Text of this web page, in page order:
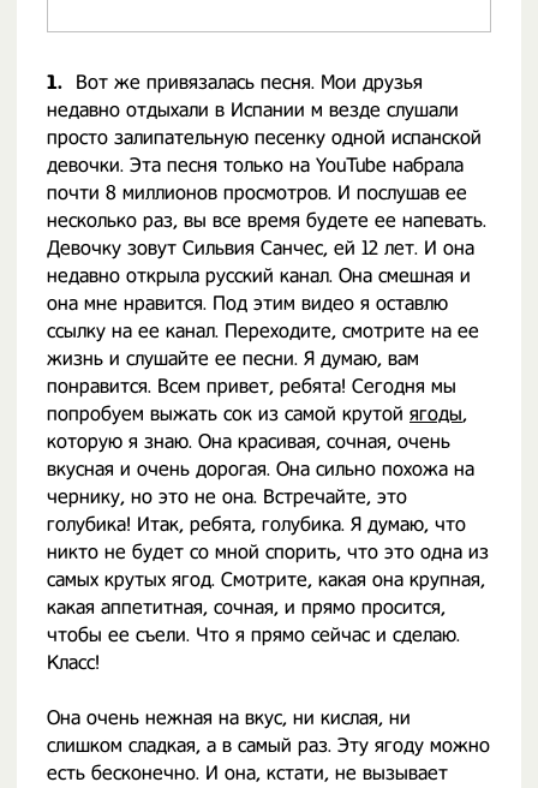
1.
Вот же привязалась песня. Мои друзья
недавно отдыхали в Испании м везде слушали
просто залипательную песенку одной испанской
девочки. Эта песня только на YouTube набрала
почти 8 миллионов просмотров. И послушав ее
несколько раз, вы все время будете ее напевать.
Девочку зовут Сильвия Санчес, ей 12 лет. И она
недавно открыла русский канал. Она смешная и
она мне нравится. Под этим видео я оставлю
ссылку на ее канал. Переходите, смотрите на ее
жизнь и слушайте ее песни. Я думаю, вам
понравится. Всем привет, ребята! Сегодня мы
попробуем выжать сок из самой крутой ягоды,
которую я знаю. Она красивая, сочная, очень
вкусная и очень дорогая. Она сильно похожа на
чернику, но это не она. Встречайте, это
голубика! Итак, ребята, голубика. Я думаю, что
никто не будет со мной спорить, что это одна из
самых крутых ягод. Смотрите, какая она крупная,
какая аппетитная, сочная, и прямо просится,
чтобы ее съели. Что я прямо сейчас и сделаю.
Класс!
Она очень нежная на вкус, ни кислая, ни
слишком сладкая, а в самый раз. Эту ягоду можно
есть бесконечно. И она, кстати, не вызывает